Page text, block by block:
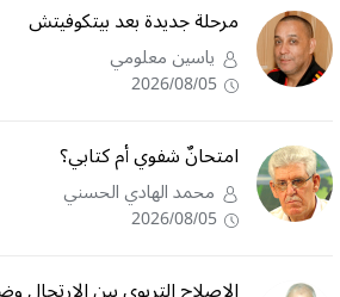
مرحلة جديدة بعد بيتكوفيتش
ياسين معلومي
2026/08/05
امتحانٌ شفوي أم كتابي؟
محمد الهادي الحسني
2026/08/05